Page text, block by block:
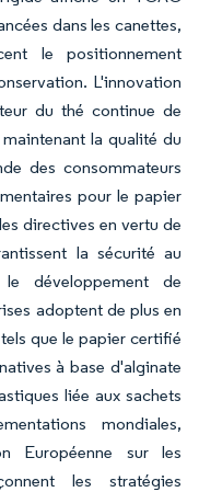
dans les canettes,
le positionnement
L'innovation
du thé continue de
la qualité du
des consommateurs
pour le papier
directives en vertu de
la sécurité au
développement de
adoptent de plus en
que le papier certifié
à base d'alginate
liée aux sachets
mondiales,
Européenne sur les
les stratégies